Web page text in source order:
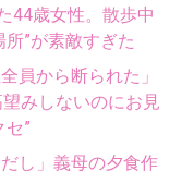
44歳女性。散歩中
”が素敵すぎた
員から断られた」
みしないのにお見
”
し」義母の夕食作